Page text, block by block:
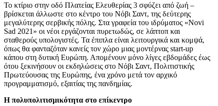
Το κτίριο στην οδό Πλατείας Ελευθερίας 3 σφύζει από ζωή –
βρίσκεται άλλωστε στο κέντρο του Νόβι Σαντ, της δεύτερης
μεγαλύτερης σερβικής πόλης. Στα γραφεία του ιδρύματος «Novi
Sad 2021» οι νέοι εργάζονται πυρετωδώς, σε λάπτοπ και
σταθερούς υπολογιστές. Τα έπιπλα είναι λειτουργικά και κομψά,
όπως θα φανταζόταν κανείς τον χώρο μιας μοντέρνας start-up
κάπου στη δυτική Ευρώπη. Απομένουν μόνο λίγες εβδομάδες έως
ότου ξεκινήσουν οι εκδηλώσεις στο Νόβι Σαντ, Πολιτιστικής
Πρωτεύουσας της Ευρώπης, ένα χρόνο μετά τον αρχικό
προγραμματισμό, εξαιτίας της πανδημίας.
H πολυπολιτισμικότητα στο επίκεντρο